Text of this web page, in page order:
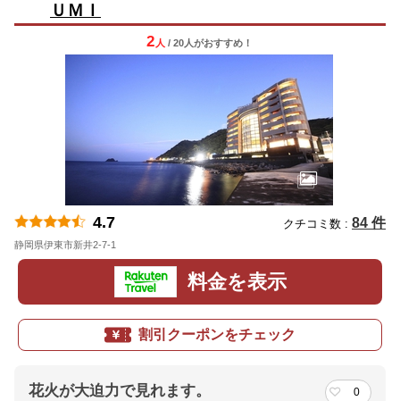
ＵＭＩ
2 人 / 20人がおすすめ！
4.7 クチコミ数 : 84 件
静岡県伊東市新井2-7-1
料金を表示
割引クーポンをチェック
花火が大迫力で見れます。 0